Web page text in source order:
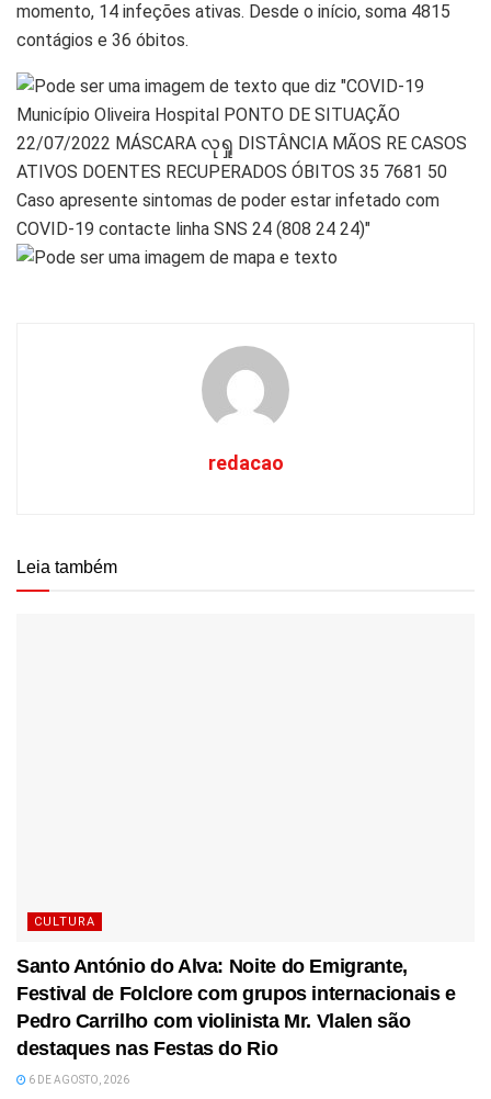
momento, 14 infeções ativas. Desde o início, soma 4815
contágios e 36 óbitos.
redacao
Leia também
CULTURA
Santo António do Alva: Noite do Emigrante,
Festival de Folclore com grupos internacionais e
Pedro Carrilho com violinista Mr. Vlalen são
destaques nas Festas do Rio
6 DE AGOSTO, 2026